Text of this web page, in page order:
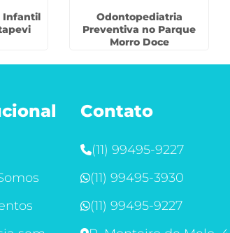
Infantil
Odontopediatria
Preventiva no Parque
Morro Doce
Contato
(11) 99495-9227
(11) 99495-3930
(11) 99495-9227